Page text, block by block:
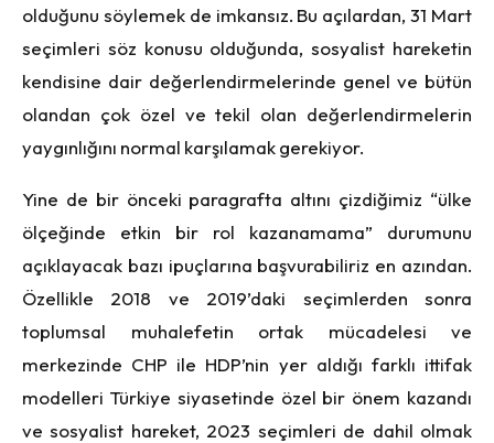
olduğunu söylemek de imkansız. Bu açılardan, 31 Mart
seçimleri söz konusu olduğunda, sosyalist hareketin
kendisine dair değerlendirmelerinde genel ve bütün
olandan çok özel ve tekil olan değerlendirmelerin
yaygınlığını normal karşılamak gerekiyor.
Yine de bir önceki paragrafta altını çizdiğimiz “ülke
ölçeğinde etkin bir rol kazanamama” durumunu
açıklayacak bazı ipuçlarına başvurabiliriz en azından.
Özellikle 2018 ve 2019’daki seçimlerden sonra
toplumsal muhalefetin ortak mücadelesi ve
merkezinde CHP ile HDP’nin yer aldığı farklı ittifak
modelleri Türkiye siyasetinde özel bir önem kazandı
ve sosyalist hareket, 2023 seçimleri de dahil olmak